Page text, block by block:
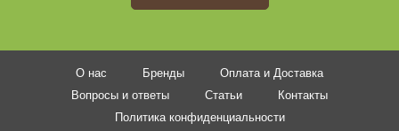
О нас Бренды
Оплата и Доставка
Вопросы и ответы
Статьи
Контакты
Политика конфиденциальности